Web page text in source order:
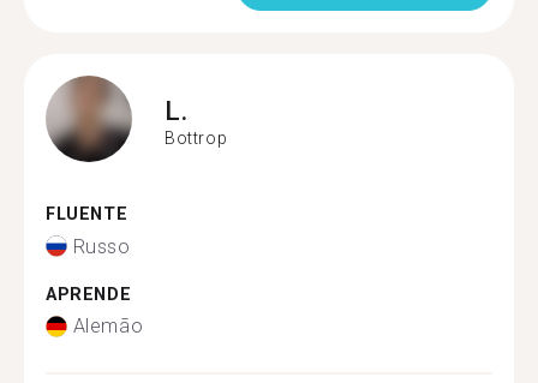
L.
Bottrop
FLUENTE
Russo
APRENDE
Alemão